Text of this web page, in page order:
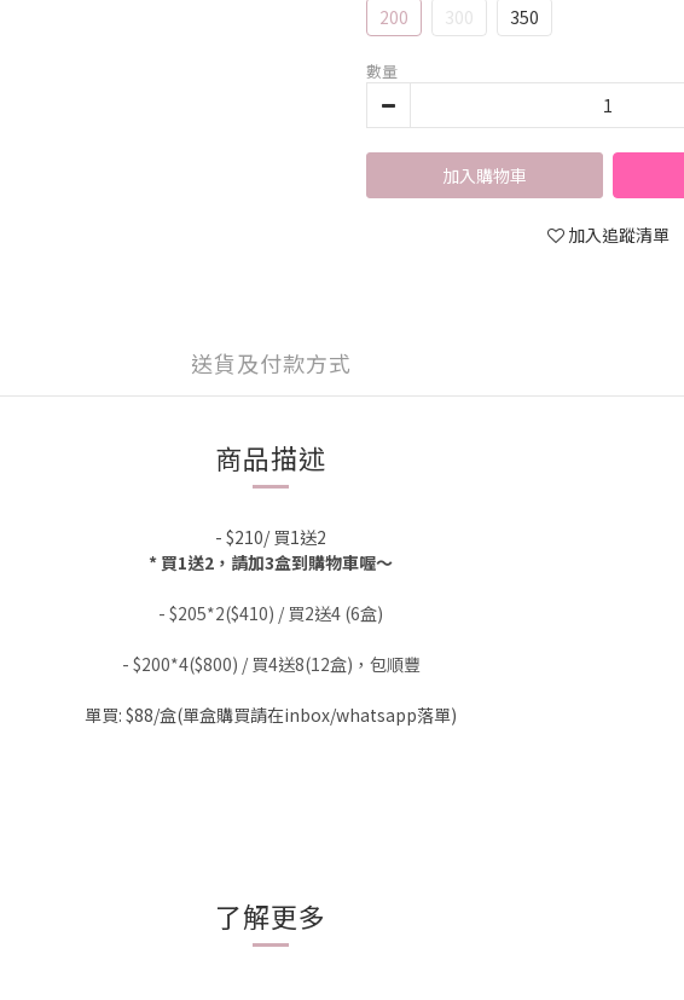
200 300 350
數量
加入購物車
加入追蹤清單
送貨及付款方式
商品描述
- $210/ 買1送2
* 買1送2，請加3盒到購物車喔～
- $205*2($410) / 買2送4 (6盒)
- $200*4($800) / 買4送8(12盒)，包順豐
單買: $88/盒(單盒購買請在inbox/whatsapp落單)
了解更多